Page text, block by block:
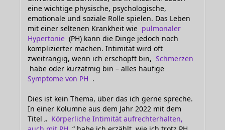
eine wichtige physische, psychologische,
emotionale und soziale Rolle spielen. Das Leben
mit einer seltenen Krankheit wie pulmonaler
Hypertonie (PH) kann die Dinge jedoch noch
komplizierter machen. Intimität wird oft
zweitrangig, wenn ich erschöpft bin, Schmerzen
habe oder kurzatmig bin – alles häufige
Symptome von PH .
Dies ist kein Thema, über das ich gerne spreche.
In einer Kolumne aus dem Jahr 2022 mit dem
Titel „ Körperliche Intimität aufrechterhalten,